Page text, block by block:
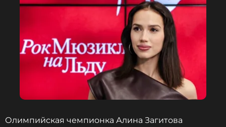
оставаться в курсе событий
ПОДПИСАТЬСЯ
Олимпийская чемпионка Алина Загитова